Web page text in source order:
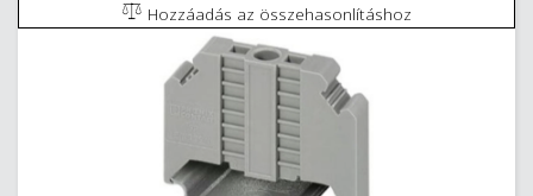
Hozzáadás az összehasonlításhoz